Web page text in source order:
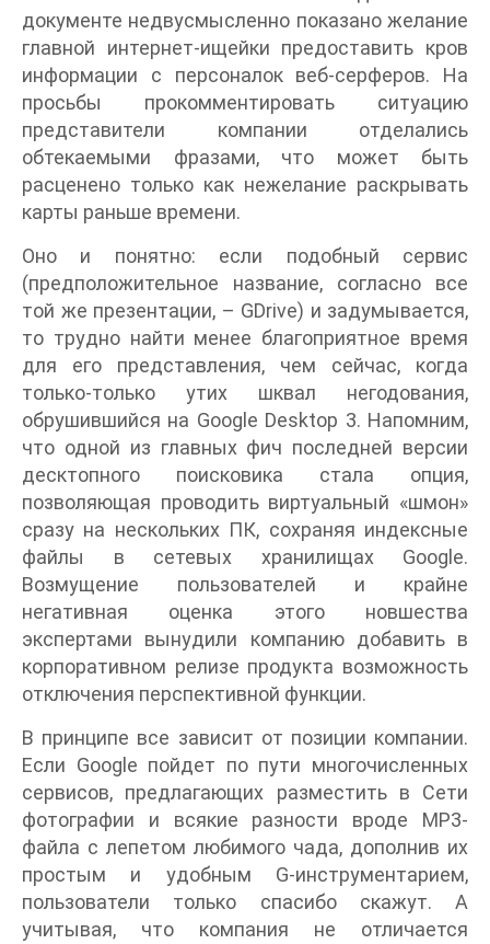
документе недвусмысленно показано желание
главной интернет-ищейки предоставить кров
информации с персоналок веб-серферов. На
просьбы прокомментировать ситуацию
представители компании отделались
обтекаемыми фразами, что может быть
расценено только как нежелание раскрывать
карты раньше времени.
Оно и понятно: если подобный сервис
(предположительное название, согласно все
той же презентации, – GDrive) и задумывается,
то трудно найти менее благоприятное время
для его представления, чем сейчас, когда
только-только утих шквал негодования,
обрушившийся на Google Desktop 3. Напомним,
что одной из главных фич последней версии
десктопного поисковика стала опция,
позволяющая проводить виртуальный «шмон»
сразу на нескольких ПК, сохраняя индексные
файлы в сетевых хранилищах Google.
Возмущение пользователей и крайне
негативная оценка этого новшества
экспертами вынудили компанию добавить в
корпоративном релизе продукта возможность
отключения перспективной функции.
В принципе все зависит от позиции компании.
Если Google пойдет по пути многочисленных
сервисов, предлагающих разместить в Сети
фотографии и всякие разности вроде MP3-
файла с лепетом любимого чада, дополнив их
простым и удобным G-инструментарием,
пользователи только спасибо скажут. А
учитывая, что компания не отличается